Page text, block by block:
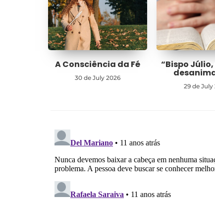
A Consciência da Fé
30 de July 2026
“Bispo
29 de July